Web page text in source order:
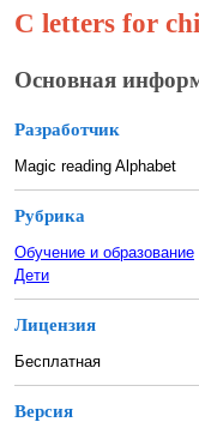
C letters for
Основная
Разработчик
Magic reading Alphabet
Рубрика
Обучение и образование
Дети
Лицензия
Бесплатная
Версия